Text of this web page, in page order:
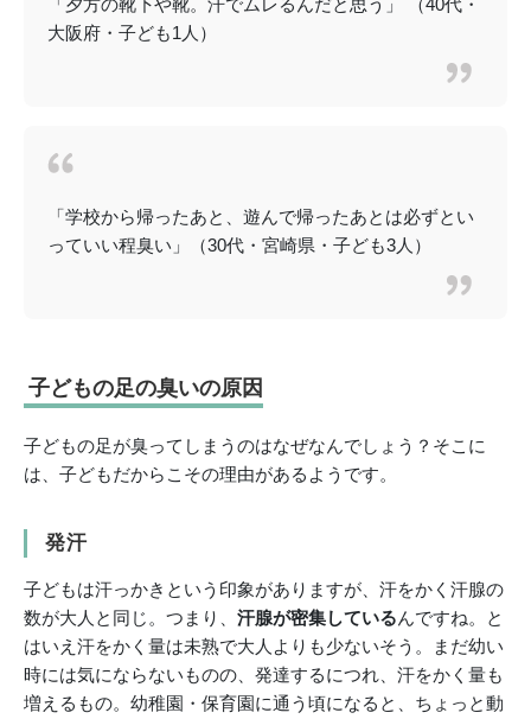
「夕方の靴下や靴。汗でムレるんだと思う」 （40代・
大阪府・子ども1人）
「学校から帰ったあと、遊んで帰ったあとは必ずとい
っていい程臭い」（30代・宮崎県・子ども3人）
子どもの足の臭いの原因
子どもの足が臭ってしまうのはなぜなんでしょう？そこに
は、子どもだからこその理由があるようです。
発汗
子どもは汗っかきという印象がありますが、汗をかく汗腺の
数が大人と同じ。つまり、 汗腺が密集しているんですね。と
はいえ汗をかく量は未熟で大人よりも少ないそう。まだ幼い
時には気にならないものの、発達するにつれ、汗をかく量も
増えるもの。幼稚園・保育園に通う頃になると、ちょっと動